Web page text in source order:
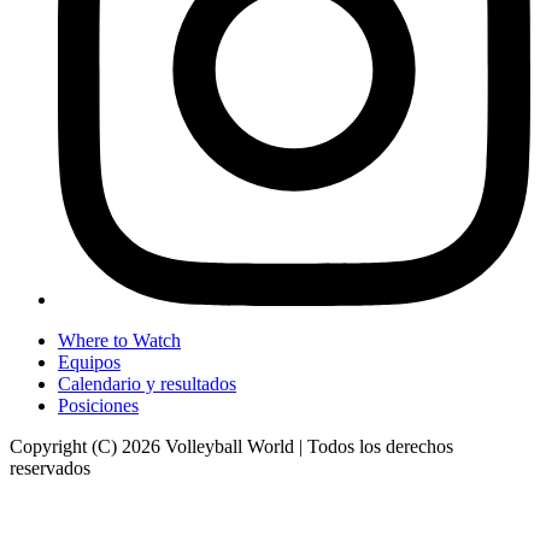
Where to Watch
Equipos
Calendario y resultados
Posiciones
Copyright (C) 2026 Volleyball World | Todos los derechos
reservados